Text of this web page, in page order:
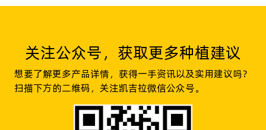
关注公众号，获取更多种植建议
想要了解更多产品详情，获得一手资讯以及实用建议吗？
扫描下方的二维码，关注凯吉拉微信公众号。